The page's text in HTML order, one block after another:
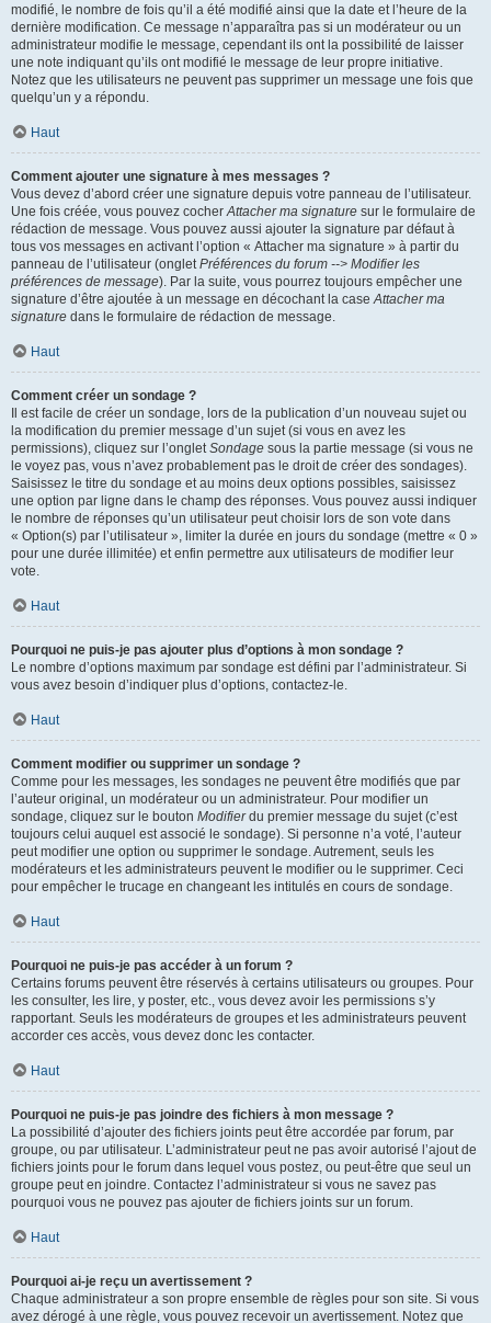
modifié, le nombre de fois qu’il a été modifié ainsi que la date et l’heure de la
dernière modification. Ce message n’apparaîtra pas si un modérateur ou un
administrateur modifie le message, cependant ils ont la possibilité de laisser
une note indiquant qu’ils ont modifié le message de leur propre initiative.
Notez que les utilisateurs ne peuvent pas supprimer un message une fois que
quelqu’un y a répondu.
Haut
Comment ajouter une signature à mes messages ?
Vous devez d’abord créer une signature depuis votre panneau de l’utilisateur.
Une fois créée, vous pouvez cocherAttacher ma signature sur le formulaire de
rédaction de message. Vous pouvez aussi ajouter la signature par défaut à
tous vos messages en activant l’option « Attacher ma signature » à partir du
panneau de l’utilisateur (ongletPréférences du forum --> Modifier les
préférences de message). Par la suite, vous pourrez toujours empêcher une
signature d’être ajoutée à un message en décochant la caseAttacher ma
signature dans le formulaire de rédaction de message.
Haut
Comment créer un sondage ?
Il est facile de créer un sondage, lors de la publication d’un nouveau sujet ou
la modification du premier message d’un sujet (si vous en avez les
permissions), cliquez sur l’ongletSondage sous la partie message (si vous ne
le voyez pas, vous n’avez probablement pas le droit de créer des sondages).
Saisissez le titre du sondage et au moins deux options possibles, saisissez
une option par ligne dans le champ des réponses. Vous pouvez aussi indiquer
le nombre de réponses qu’un utilisateur peut choisir lors de son vote dans
« Option(s) par l’utilisateur », limiter la durée en jours du sondage (mettre « 0 »
pour une durée illimitée) et enfin permettre aux utilisateurs de modifier leur
vote.
Haut
Pourquoi ne puis-je pas ajouter plus d’options à mon sondage ?
Le nombre d’options maximum par sondage est défini par l’administrateur. Si
vous avez besoin d’indiquer plus d’options, contactez-le.
Haut
Comment modifier ou supprimer un sondage ?
Comme pour les messages, les sondages ne peuvent être modifiés que par
l’auteur original, un modérateur ou un administrateur. Pour modifier un
sondage, cliquez sur le bouton Modifierdu premier message du sujet (c’est
toujours celui auquel est associé le sondage). Si personne n’a voté, l’auteur
peut modifier une option ou supprimer le sondage. Autrement, seuls les
modérateurs et les administrateurs peuvent le modifier ou le supprimer. Ceci
pour empêcher le trucage en changeant les intitulés en cours de sondage.
Haut
Pourquoi ne puis-je pas accéder à un forum ?
Certains forums peuvent être réservés à certains utilisateurs ou groupes. Pour
les consulter, les lire, y poster, etc., vous devez avoir les permissions s’y
rapportant. Seuls les modérateurs de groupes et les administrateurs peuvent
accorder ces accès, vous devez donc les contacter.
Haut
Pourquoi ne puis-je pas joindre des fichiers à mon message ?
La possibilité d’ajouter des fichiers joints peut être accordée par forum, par
groupe, ou par utilisateur. L’administrateur peut ne pas avoir autorisé l’ajout de
fichiers joints pour le forum dans lequel vous postez, ou peut-être que seul un
groupe peut en joindre. Contactez l’administrateur si vous ne savez pas
pourquoi vous ne pouvez pas ajouter de fichiers joints sur un forum.
Haut
Pourquoi ai-je reçu un avertissement ?
Chaque administrateur a son propre ensemble de règles pour son site. Si vous
avez dérogé à une règle, vous pouvez recevoir un avertissement. Notez que